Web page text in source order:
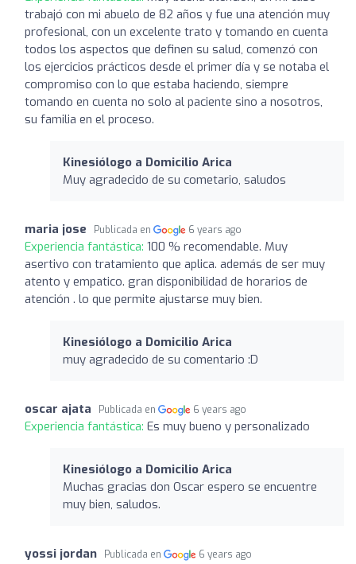
trabajó con mi abuelo de 82 años y fue una atención muy
profesional, con un excelente trato y tomando en cuenta
todos los aspectos que definen su salud, comenzó con
los ejercicios prácticos desde el primer día y se notaba el
compromiso con lo que estaba haciendo, siempre
tomando en cuenta no solo al paciente sino a nosotros,
su familia en el proceso.
Kinesiólogo a Domicilio Arica
Muy agradecido de su cometario, saludos
maria jose Publicada en 6 years ago
Experiencia fantástica: 100 % recomendable. Muy
asertivo con tratamiento que aplica. además de ser muy
atento y empatico. gran disponibilidad de horarios de
atención . lo que permite ajustarse muy bien.
Kinesiólogo a Domicilio Arica
muy agradecido de su comentario :D
oscar ajata Publicada en 6 years ago
Experiencia fantástica: Es muy bueno y personalizado
Kinesiólogo a Domicilio Arica
Muchas gracias don Oscar espero se encuentre
muy bien, saludos.
yossi jordan Publicada en 6 years ago